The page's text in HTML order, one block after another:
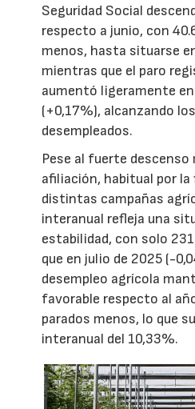
Seguridad Social
respecto a junio, con
menos, hasta situarse
mientras que el paro
aumentó ligeramente
(+0,17%), alcanzando
desempleados.
Pese al fuerte descenso
afiliación, habitual por
distintas campañas
interanual refleja una
estabilidad, con solo
que en julio de 2025 (-
desempleo agrícola
favorable respecto al
parados menos, lo que
interanual del 10,33%.